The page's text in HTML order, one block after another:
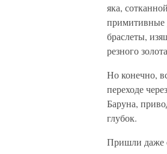
яка,
примитивные
браслеты,
резного
Но конечно,
переходе
Баруна,
глубок.
Пришли даже